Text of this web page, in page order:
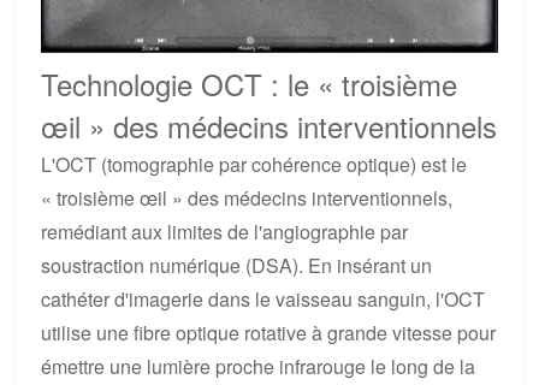
Technologie OCT : le « troisième
œil » des médecins interventionnels
L'OCT (tomographie par cohérence optique) est le
« troisième œil » des médecins interventionnels,
remédiant aux limites de l'angiographie par
soustraction numérique (DSA). En insérant un
cathéter d'imagerie dans le vaisseau sanguin, l'OCT
utilise une fibre optique rotative à grande vitesse pour
émettre une lumière proche infrarouge le long de la